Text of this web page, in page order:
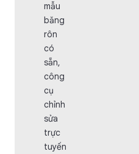
mẫu
băng
rôn
có
sẵn,
công
cụ
chỉnh
sửa
trực
tuyến